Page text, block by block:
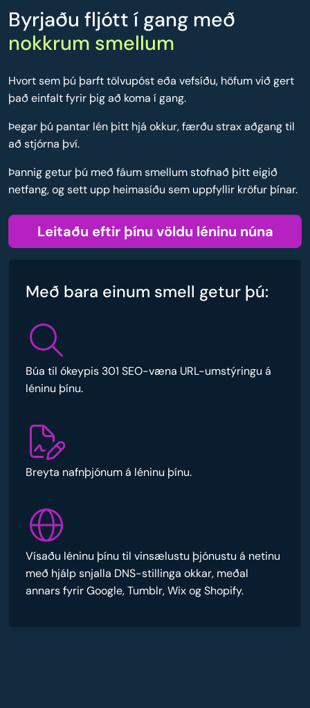
Byrjaðu fljótt í gang með
nokkrum smellum
Hvort sem þú þarft tölvupóst eða vefsíðu, höfum við gert
það einfalt fyrir þig að koma í gang.
Þegar þú pantar lén þitt hjá okkur, færðu strax aðgang til
að stjórna því.
Þannig getur þú með fáum smellum stofnað þitt eigið
netfang, og sett upp heimasíðu sem uppfyllir kröfur þínar.
Leitaðu eftir þínu völdu léninu núna
Með bara einum smell getur þú:
Búa til ókeypis 301 SEO-væna URL-umstýringu á
léninu þínu.
Breyta nafnþjónum á léninu þínu.
Vísaðu léninu þínu til vinsælustu þjónustu á netinu
með hjálp snjalla DNS-stillinga okkar, meðal
annars fyrir Google, Tumblr, Wix og Shopify.